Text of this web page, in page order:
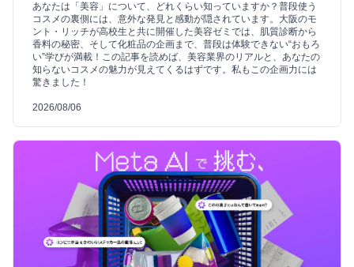
あなたは「美容」について、どれくらい知っていますか？普段使う
コスメの裏側には、意外な発見と感動が隠されています。大阪のモ
ント・リッチが高校生と共に開催した美容ゼミでは、肌質診断から
香料の秘密、そして化粧品の企画まで、普段は体験できない“おもろ
い”学びが満載！この記事を読めば、美容業界のリアルと、あなたの
知らないコスメの魅力が見えてくるはずです。私もこの企画力には
驚きました！
2026/08/06